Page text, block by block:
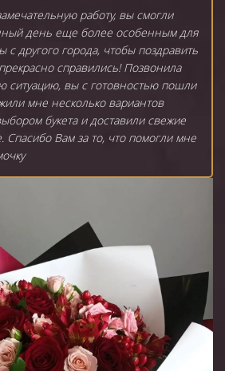
работу, вы смогли
день еще более особенным для
с другого города, чтобы поздравить
справились! Позвонила
ситуацию, вы с готовностью пошли
мне несколько вариантов
букета и доставили свежие
Спасибо Вам за то, что помогли мне